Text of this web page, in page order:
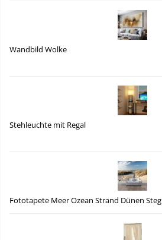
Wandbild Wolke
Stehleuchte mit Regal
Fototapete Meer Ozean Strand Dünen Steg